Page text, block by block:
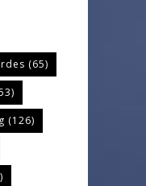
(65)
(126)